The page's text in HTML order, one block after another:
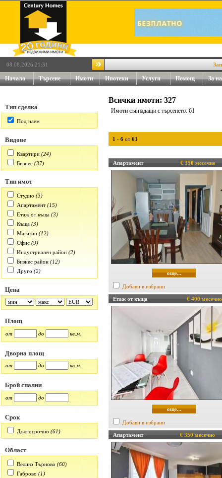
08.08.2026 21:31
Начало Търсене Имоти Ипотеки Услуги Помощ За
Тип сделка
Под наем
Видове
Квартири (24)
Бизнес (37)
Тип имот
Студио (3)
Апартамент (15)
Етаж от къща (3)
Къща (3)
Магазин (12)
Офис (9)
Индустриален район (2)
Бизнес район (12)
Друго (2)
Цена
Площ
от до кв.м.
Дворна площ
от до кв.м.
Брой спални
от до
Срок
Дългосрочно (61)
Област
Велико Търново (60)
Габрово (1)
Всички имоти: 327
Имоти съвпадащи с търсенето: 61
1 - 6 от 61
Апартамент € 350 месечно
още...
Добави в избрани
Етаж от къща € 400 месечно
още...
Добави в избрани
Апартамент € 350 месечно